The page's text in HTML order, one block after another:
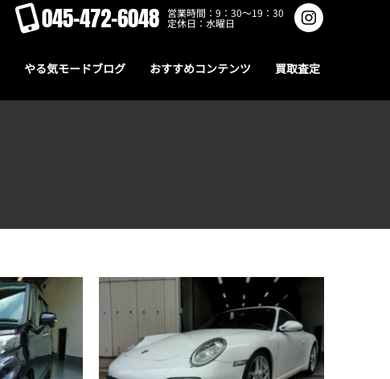
045-472-6048 営業時間：9：30～19：30
定休日：水曜日
やる気モードブログ おすすめコンテンツ 買取査定